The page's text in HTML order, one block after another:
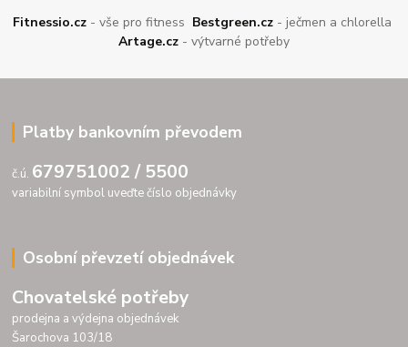
Fitnessio.cz - vše pro fitness Bestgreen.cz - ječmen a chlorella
Artage.cz - výtvarné potřeby
Platby bankovním převodem
č.ú. 679751002 / 5500
variabilní symbol uveďte číslo objednávky
Osobní převzetí objednávek
Chovatelské potřeby
prodejna a výdejna objednávek
Šarochova 103/18